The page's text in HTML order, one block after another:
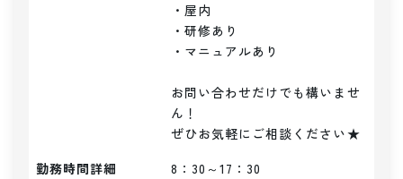
・屋内
・研修あり
・マニュアルあり
お問い合わせだけでも構いませ
ん！
ぜひお気軽にご相談ください★
勤務時間詳細
8：30～17：30